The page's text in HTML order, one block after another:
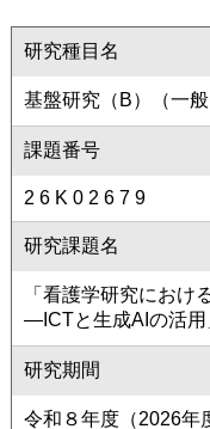
研究種目名
基盤研究（B）（一般
課題番号
2 6 K 0 2 6 7 9
研究課題名
「看護学研究におけ
―ICTと生成AIの活用
研究期間
令和８年度（2026年